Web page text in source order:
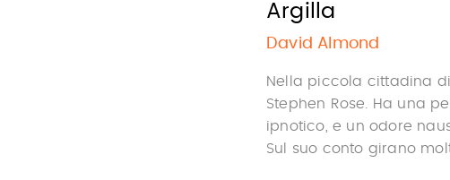
Argilla
David Almond
Nella piccola cittadina
Stephen Rose. Ha una
ipnotico, e un odore
Sul suo conto girano